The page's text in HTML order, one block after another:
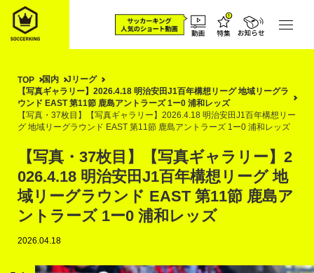
TOP 国内
Jリーグ
【写真ギャラリー】2026.4.18 明治安田J1百年構想リーグ 地域リーグラ
ウンド EAST 第11節 鹿島アントラーズ 1ー0 浦和レッズ
【写真・37枚目】【写真ギャラリー】2026.4.18 明治安田J1百年構想リー
グ 地域リーグラウンド EAST 第11節 鹿島アントラーズ 1ー0 浦和レッズ
【写真・37枚目】【写真ギャラリー】2
026.4.18 明治安田J1百年構想リーグ 地
域リーグラウンド EAST 第11節 鹿島ア
ントラーズ 1ー0 浦和レッズ
2026.04.18